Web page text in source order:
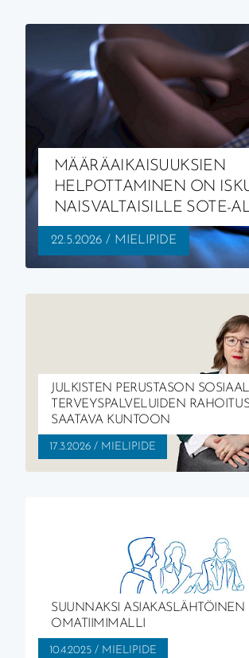
Viimeisimmät artikkelit
MÄÄRÄAIKAISUUKSIEN
HELPOTTAMINEN ON
NAISVALTAISILLE SOTE-
JULKAISTU:
22.5.2026 / AIHEALUE:
MIELIPIDE
JULKISTEN PERUSTASON
TERVEYSPALVELUIDEN
SAATAVA KUNTOON
JULKAISTU:
17.3.2026 /AIHEALUE:
MIELIPIDE
SUUNNAKSI ASIAKASLÄHTÖINEN
OMATIIMIMALLI
JULKAISTU:
10.4.2025 /AIHEALUE:
MIELIPIDE